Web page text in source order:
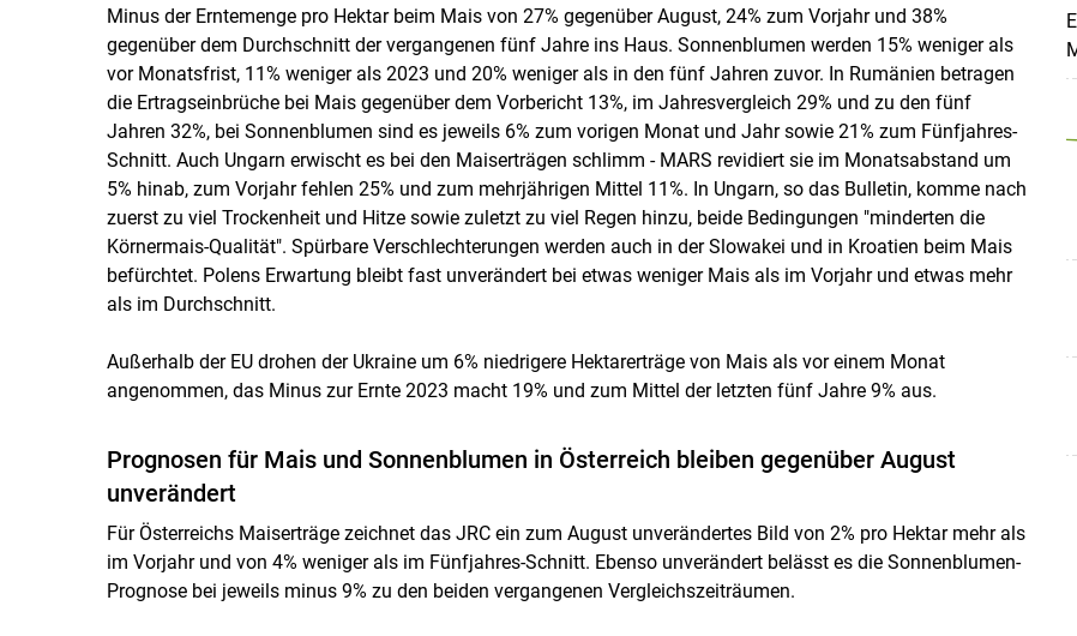
Minus der Erntemenge pro Hektar beim Mais von 27% gegenüber August, 24% zum Vorjahr und 38%
gegenüber dem Durchschnitt der vergangenen fünf Jahre ins Haus. Sonnenblumen werden 15% weniger als
vor Monatsfrist, 11% weniger als 2023 und 20% weniger als in den fünf Jahren zuvor. In Rumänien betragen
die Ertragseinbrüche bei Mais gegenüber dem Vorbericht 13%, im Jahresvergleich 29% und zu den fünf
Jahren 32%, bei Sonnenblumen sind es jeweils 6% zum vorigen Monat und Jahr sowie 21% zum Fünfjahres-
Schnitt. Auch Ungarn erwischt es bei den Maiserträgen schlimm - MARS revidiert sie im Monatsabstand um
5% hinab, zum Vorjahr fehlen 25% und zum mehrjährigen Mittel 11%. In Ungarn, so das Bulletin, komme nach
zuerst zu viel Trockenheit und Hitze sowie zuletzt zu viel Regen hinzu, beide Bedingungen "minderten die
Körnermais-Qualität". Spürbare Verschlechterungen werden auch in der Slowakei und in Kroatien beim Mais
befürchtet. Polens Erwartung bleibt fast unverändert bei etwas weniger Mais als im Vorjahr und etwas mehr
als im Durchschnitt.
Außerhalb der EU drohen der Ukraine um 6% niedrigere Hektarerträge von Mais als vor einem Monat
angenommen, das Minus zur Ernte 2023 macht 19% und zum Mittel der letzten fünf Jahre 9% aus.
Prognosen für Mais und Sonnenblumen in Österreich bleiben gegenüber August
unverändert
Für Österreichs Maiserträge zeichnet das JRC ein zum August unverändertes Bild von 2% pro Hektar mehr als
im Vorjahr und von 4% weniger als im Fünfjahres-Schnitt. Ebenso unverändert belässt es die Sonnenblumen-
Prognose bei jeweils minus 9% zu den beiden vergangenen Vergleichszeiträumen.